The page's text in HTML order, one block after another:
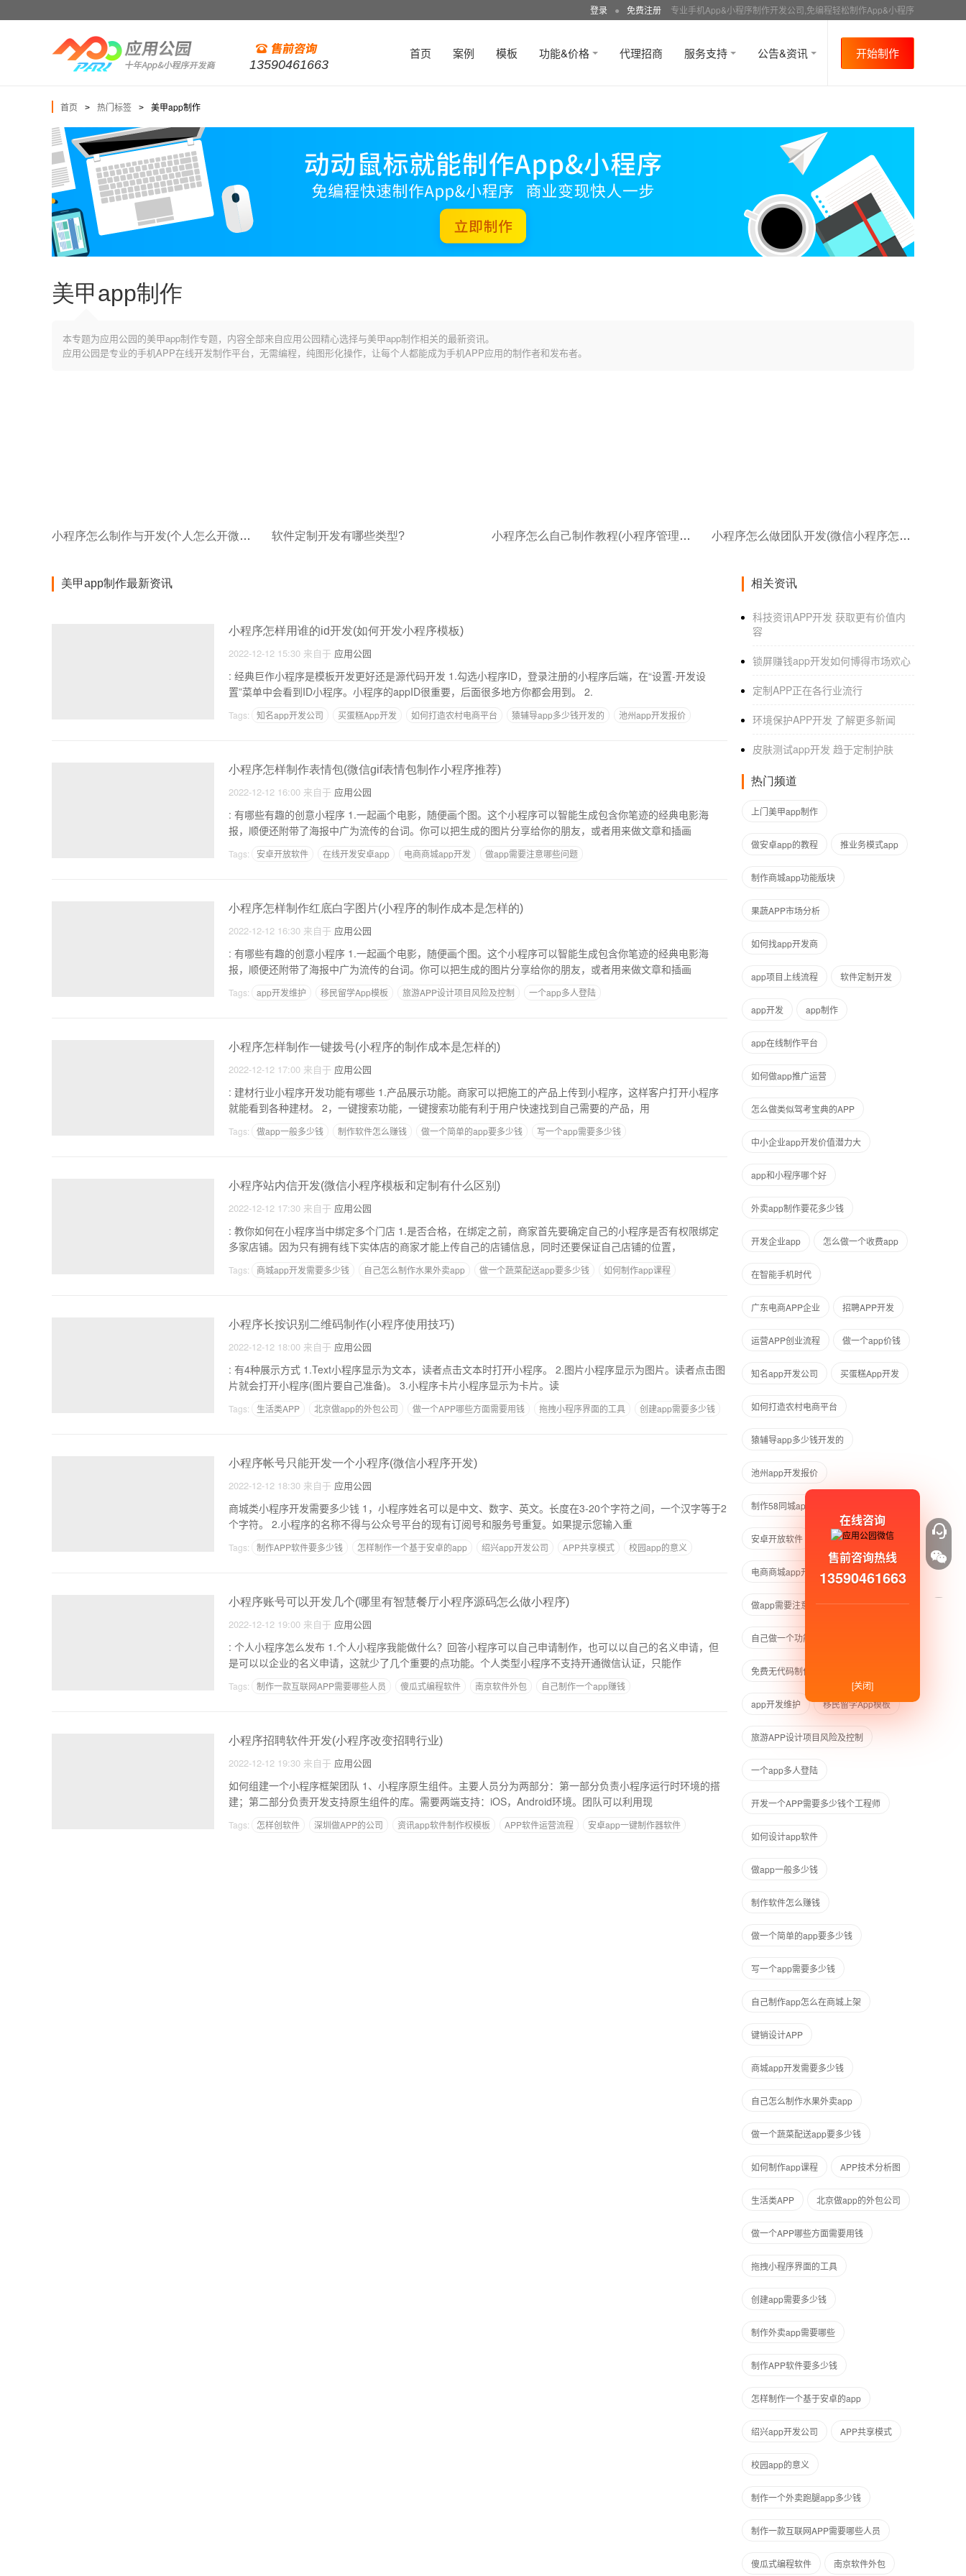
登录 ● 免费注册 专业手机App&小程序制作开发公司,免编程轻松制作App&小程序
13590461663
首页 案例 模板 功能&价格 代理招商 服务支持 公告&资讯 开始制作
首页 > 热门标签 > 美甲app制作
美甲app制作
本专题为应用公园的美甲app制作专题，内容全部来自应用公园精心选择与美甲app制作相关的最新资讯。
应用公园是专业的手机APP在线开发制作平台，无需编程，纯图形化操作，让每个人都能成为手机APP应用的制作者和发布者。
小程序怎么制作与开发(个人怎么开微信小程序) 软件定制开发有哪些类型? 小程序怎么自己制作教程(小程序管理系统后台使用教程) 小程序怎么做团队开发(微信小程序怎么做店铺)
美甲app制作最新资讯
小程序怎样用谁的id开发(如何开发小程序模板)
2022-12-12 15:30 来自于 应用公园
: 经典巨作小程序是模板开发更好还是源代码开发 1.勾选小程序ID，登录注册的小程序后端，在“设置-开发设
置”菜单中会看到ID小程序。小程序的appID很重要，后面很多地方你都会用到。 2.
Tags: 知名app开发公司 买蛋糕App开发 如何打造农村电商平台 猿辅导app多少钱开发的
池州app开发报价
小程序怎样制作表情包(微信gif表情包制作小程序推荐)
2022-12-12 16:00 来自于 应用公园
: 有哪些有趣的创意小程序 1.一起画个电影，随便画个图。这个小程序可以智能生成包含你笔迹的经典电影海
报，顺便还附带了海报中广为流传的台词。你可以把生成的图片分享给你的朋友，或者用来做文章和插画
Tags: 安卓开放软件 在线开发安卓app 电商商城app开发
做app需要注意哪些问题
小程序怎样制作红底白字图片(小程序的制作成本是怎样的)
2022-12-12 16:30 来自于 应用公园
: 有哪些有趣的创意小程序 1.一起画个电影，随便画个图。这个小程序可以智能生成包含你笔迹的经典电影海
报，顺便还附带了海报中广为流传的台词。你可以把生成的图片分享给你的朋友，或者用来做文章和插画
Tags: app开发维护 移民留学App模板 旅游APP设计项目风险及控制
一个app多人登陆
小程序怎样制作一键拨号(小程序的制作成本是怎样的)
2022-12-12 17:00 来自于 应用公园
: 建材行业小程序开发功能有哪些 1.产品展示功能。商家可以把施工的产品上传到小程序，这样客户打开小程序
就能看到各种建材。 2，一键搜索功能，一键搜索功能有利于用户快速找到自己需要的产品，用
Tags: 做app一般多少钱 制作软件怎么赚钱 做一个简单的app要多少钱
写一个app需要多少钱
小程序站内信开发(微信小程序模板和定制有什么区别)
2022-12-12 17:30 来自于 应用公园
: 教你如何在小程序当中绑定多个门店 1.是否合格，在绑定之前，商家首先要确定自己的小程序是否有权限绑定
多家店铺。因为只有拥有线下实体店的商家才能上传自己的店铺信息，同时还要保证自己店铺的位置，
Tags: 商城app开发需要多少钱 自己怎么制作水果外卖app 做一个蔬菜配送app要多少钱
如何制作app课程
小程序长按识别二维码制作(小程序使用技巧)
2022-12-12 18:00 来自于 应用公园
: 有4种展示方式 1.Text小程序显示为文本，读者点击文本时打开小程序。 2.图片小程序显示为图片。读者点击图
片就会打开小程序(图片要自己准备)。 3.小程序卡片小程序显示为卡片。读
Tags: 生活类APP 北京做app的外包公司 做一个APP哪些方面需要用钱 拖拽小程序界面的工具
创建app需要多少钱
小程序帐号只能开发一个小程序(微信小程序开发)
2022-12-12 18:30 来自于 应用公园
商城类小程序开发需要多少钱 1，小程序姓名可以是中文、数字、英文。长度在3-20个字符之间，一个汉字等于2
个字符。 2.小程序的名称不得与公众号平台的现有订阅号和服务号重复。如果提示您输入重
Tags: 制作APP软件要多少钱 怎样制作一个基于安卓的app 绍兴app开发公司 APP共享模式
校园app的意义
小程序账号可以开发几个(哪里有智慧餐厅小程序源码怎么做小程序)
2022-12-12 19:00 来自于 应用公园
: 个人小程序怎么发布 1.个人小程序我能做什么？回答小程序可以自己申请制作，也可以以自己的名义申请，但
是可以以企业的名义申请，这就少了几个重要的点功能。个人类型小程序不支持开通微信认证，只能作
Tags: 制作一款互联网APP需要哪些人员 傻瓜式编程软件 南京软件外包
自己制作一个app赚钱
小程序招聘软件开发(小程序改变招聘行业)
2022-12-12 19:30 来自于 应用公园
如何组建一个小程序框架团队 1、小程序原生组件。主要人员分为两部分：第一部分负责小程序运行时环境的搭
建；第二部分负责开发支持原生组件的库。需要两端支持：iOS，Android环境。团队可以利用现
Tags: 怎样创软件 深圳做APP的公司 资讯app软件制作权模板 APP软件运营流程
安卓app一键制作器软件
相关资讯
科技资讯APP开发 获取更有价值内
容
锁屏赚钱app开发如何博得市场欢心
定制APP正在各行业流行
环境保护APP开发 了解更多新闻
皮肤测试app开发 趋于定制护肤
热门频道
上门美甲app制作
做安卓app的教程 推业务模式app
制作商城app功能版块
果蔬APP市场分析
如何找app开发商
app项目上线流程 软件定制开发
app开发 app制作
app在线制作平台
如何做app推广运营
怎么做类似驾考宝典的APP
中小企业app开发价值潜力大
app和小程序哪个好
外卖app制作要花多少钱
开发企业app 怎么做一个收费app
在智能手机时代
广东电商APP企业 招聘APP开发
运营APP创业流程 做一个app价钱
知名app开发公司 买蛋糕App开发
如何打造农村电商平台
猿辅导app多少钱开发的
池州app开发报价
制作58同城app软件要多少钱
安卓开放软件 在线开发安卓app
电商商城app开发
做app需要注意哪些问题
自己做一个功能很全的app需要多久
免费无代码制作简易app
app开发维护 移民留学App模板
旅游APP设计项目风险及控制
一个app多人登陆
开发一个APP需要多少钱个工程师
如何设计app软件
做app一般多少钱
制作软件怎么赚钱
做一个简单的app要多少钱
写一个app需要多少钱
自己制作app怎么在商城上架
键销设计APP
商城app开发需要多少钱
自己怎么制作水果外卖app
做一个蔬菜配送app要多少钱
如何制作app课程 APP技术分析图
生活类APP 北京做app的外包公司
做一个APP哪些方面需要用钱
拖拽小程序界面的工具
创建app需要多少钱
制作外卖app需要哪些
制作APP软件要多少钱
怎样制作一个基于安卓的app
绍兴app开发公司 APP共享模式
校园app的意义
制作一个外卖跑腿app多少钱
制作一款互联网APP需要哪些人员
傻瓜式编程软件 南京软件外包
在线咨询
售前咨询热线
13590461663
[关闭]